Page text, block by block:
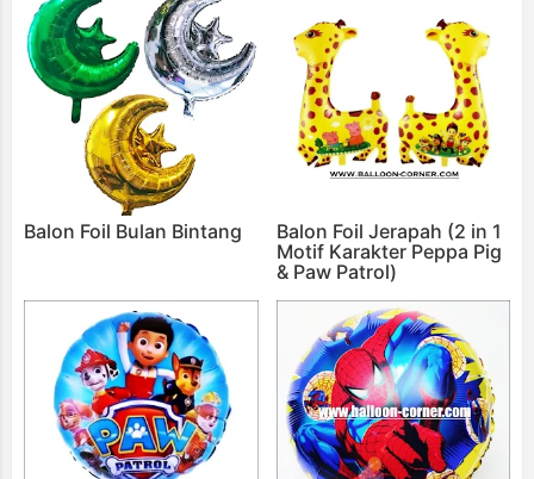
Balon Foil Bulan Bintang
Balon Foil Jerapah (2 in 1
Motif Karakter Peppa Pig
& Paw Patrol)